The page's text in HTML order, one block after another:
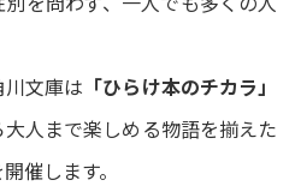
文庫は 「ひらけ本のチカラ」
人まで楽しめる物語を揃えた
催します。